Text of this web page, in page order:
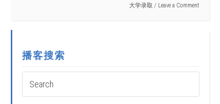
大学录取
Leave a Comment
播客搜索